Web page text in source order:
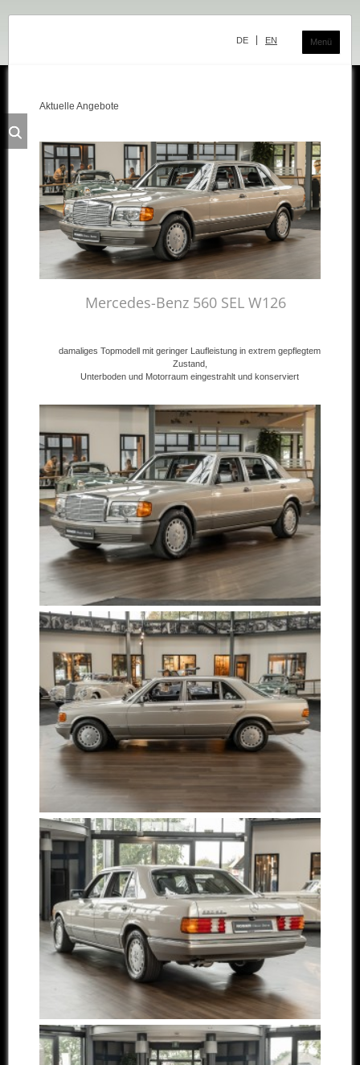
DE EN Menü
Geschichte
Die Ausstellung
Team
Der Verkauf
Ankauf und Kommission
Die Ausstellung
Fahrzeuge Mercedes
Verkaufte Fahrzeuge
Kontakt
Impressum
Datenschutz
AGB
Haftungsausschluss
Aktuelle Angebote
Mercedes-Benz 560 SEL W126
damaliges Topmodell mit geringer Laufleistung in extrem gepflegtem
Zustand,
Unterboden und Motorraum eingestrahlt und konserviert